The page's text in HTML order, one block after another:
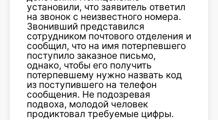
установили, что заявитель ответил
на звонок с неизвестного номера.
Звонивший представился
сотрудником почтового отделения и
сообщил, что на имя потерпевшего
поступило заказное письмо,
однако, чтобы его получить
потерпевшему нужно назвать код
из поступившего на телефон
сообщения. Не подозревая
подвоха, молодой человек
продиктовал требуемые цифры.